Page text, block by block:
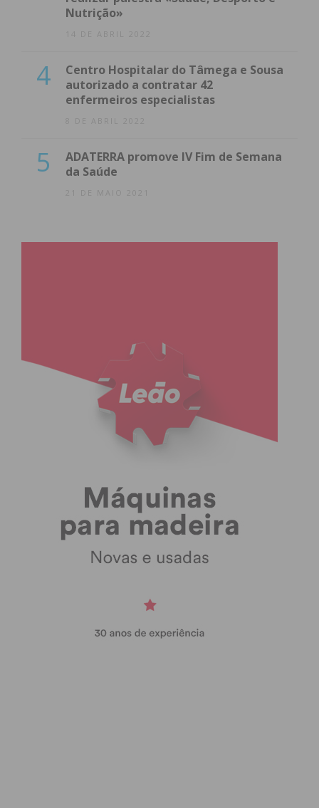
atualizada.
Eu li e concordo com ostermos e
Nutrição»
14 DE ABRIL 2022
4
Centro Hospitalar do Tâmega e Sousa
autorizado a contratar 42
enfermeiros especialistas
8 DE ABRIL 2022
5
ADATERRA promove IV Fim de Semana
da Saúde
21 DE MAIO 2021